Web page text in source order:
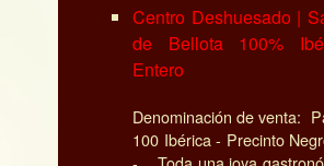
Centro Deshuesado |
de Bellota 100%
Entero
Denominación de venta:
100 Ibérica - Precinto